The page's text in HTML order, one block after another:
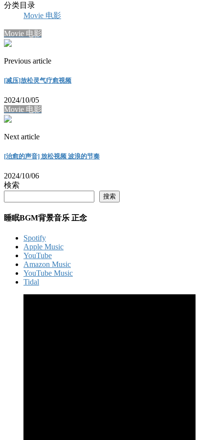
分类目录
Movie 电影
Movie 电影
Previous article
[减压]放松灵气疗愈视频
2024/10/05
Movie 电影
Next article
[治愈的声音] 放松视频 波浪的节奏
2024/10/06
検索
搜索
睡眠BGM背景音乐 正念
Spotify
Apple Music
YouTube
Amazon Music
YouTube Music
Tidal